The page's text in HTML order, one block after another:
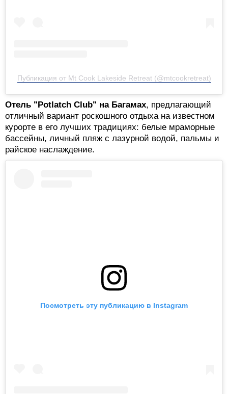
Публикация от Mt Cook Lakeside Retreat (@mtcookretreat)
Отель "Potlatch Club" на Багамах, предлагающий
отличный вариант роскошного отдыха на известном
курорте в его лучших традициях: белые мраморные
бассейны, личный пляж с лазурной водой, пальмы и
райское наслаждение.
Посмотреть эту публикацию в Instagram